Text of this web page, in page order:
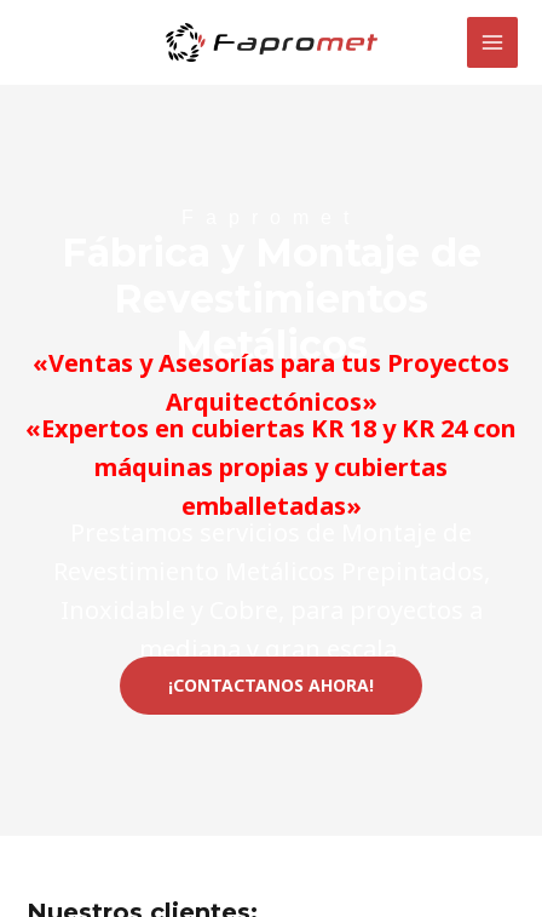
Metálicos
«Ventas y Asesorías para tus Proyectos
Arquitectónicos»
«Expertos en cubiertas KR 18 y KR 24 con
máquinas propias y cubiertas
emballetadas»
mediana y gran escala.
¡CONTACTANOS AHORA!